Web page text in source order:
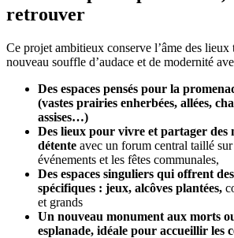
retrouver
Ce projet ambitieux conserve l’âme des
nouveau souffle d’audace et de modernité
Des espaces pensés pour la
(vastes prairies enherbées, allées,
assises…)
Des lieux pour vivre et partager des
détente avec un forum central taillé
événements et les fêtes communales,
Des espaces singuliers qui offrent
spécifiques : jeux, alcôves plantées,
et grands
Un nouveau monument aux morts
esplanade, idéale pour accueillir les